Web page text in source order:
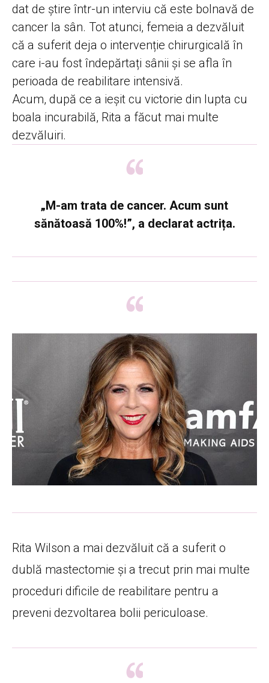
dat de știre într-un interviu că este bolnavă de
cancer la sân. Tot atunci, femeia a dezvăluit
că a suferit deja o intervenție chirurgicală în
care i-au fost îndepărtați sânii și se afla în
perioada de reabilitare intensivă.
Acum, după ce a ieșit cu victorie din lupta cu
boala incurabilă, Rita a făcut mai multe
dezvăluiri.
„M-am trata de cancer. Acum sunt
sănătoasă 100%!”, a declarat actrița.
Rita Wilson a mai dezvăluit că a suferit o
dublă mastectomie și a trecut prin mai multe
proceduri dificile de reabilitare pentru a
preveni dezvoltarea bolii periculoase.